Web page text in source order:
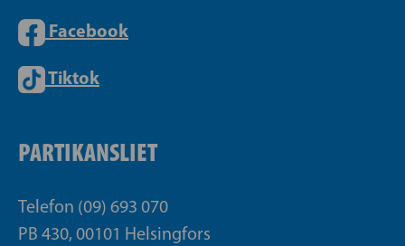
Facebook
Tiktok
PARTIKANSLIET
Telefon (09) 693 070
PB 430, 00101 Helsingfors